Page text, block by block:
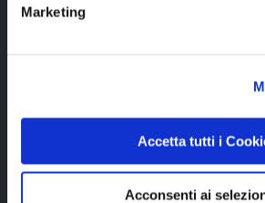
Marketing
Accetta tutti i
Acconsenti ai